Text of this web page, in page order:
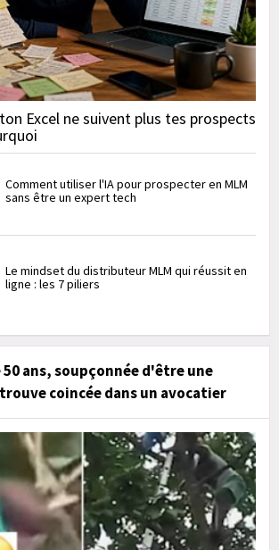
Excel ne suivent plus tes prospects
Comment utiliser l'IA pour prospecter en MLM
sans être un expert tech
Le mindset du distributeur MLM qui réussit en
ligne : les 7 piliers
50 ans, soupçonnée d'être une
coincée dans un avocatier